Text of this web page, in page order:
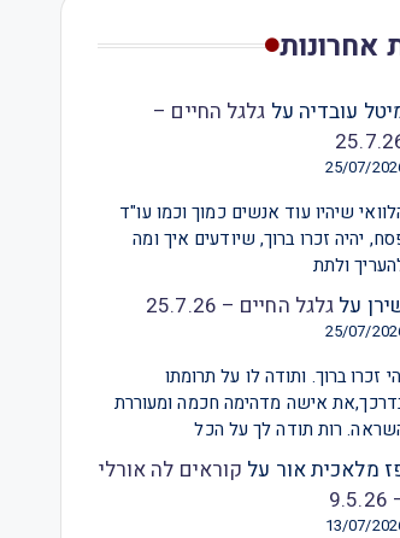
אחרונות
עובדיה על גלגל החיים –
25/07/
שיהיו עוד אנשים כמוך וכמו עו"ד
יהיה זכרו ברוך, שיודעים איך ומה
ולתת
על גלגל החיים – 25.7.26
25/07/
זכרו ברוך. ותודה לו על תרומתו
אישה מדהימה חכמה ומעוררת
רות תודה לך על הכל
מלאכית אור על קוראים לה אורלי
–
13/07/